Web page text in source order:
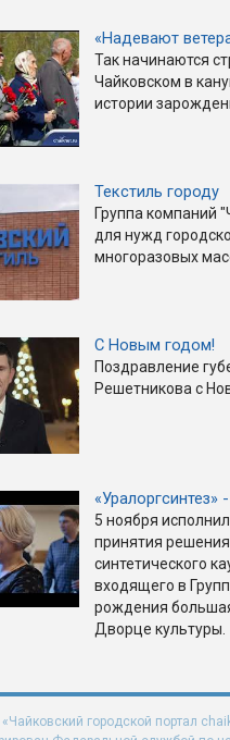
«Надевают
Так начинаются
Чайковском в
истории
Текстиль городу
Группа компаний
для нужд
многоразовых
С Новым годом!
Поздравление
Решетникова с
«Уралоргсинтез»
5 ноября
принятия
синтетического
входящего в
рождения
Дворце культуры.
городской портал